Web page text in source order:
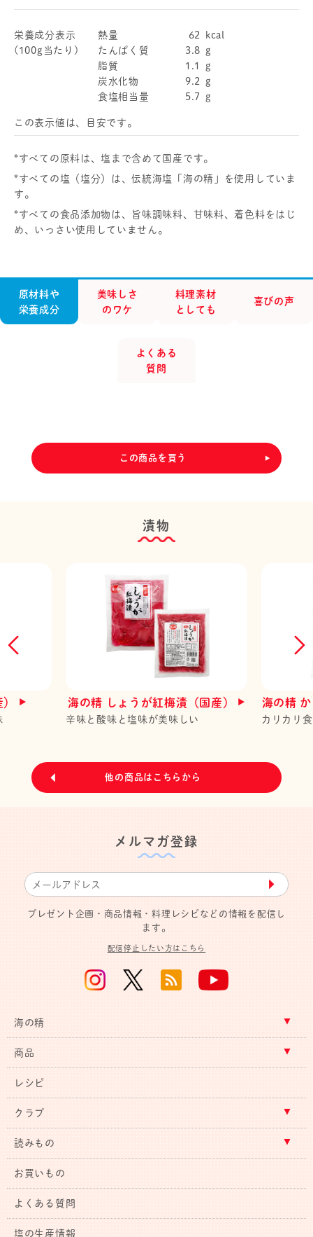
栄養成分表示
(100g当たり)
熱量 62
kcal
たんぱく質
3.8
g
脂質
1.1
g
炭水化物
9.2
g
食塩相当量
5.7 g
この表示値は、目安です。
*すべての原料は、塩まで含めて国産です。
*すべての塩（塩分）は、伝統海塩「海の精」を使用していま
す。
*すべての食品添加物は、旨味調味料、甘味料、着色料をはじ
め、いっさい使用していません。
原材料や
栄養成分
美味しさ
のワケ
料理素材
としても
喜びの声
よくある
質問
この商品を買う
漬物
海の精 しょうが紅梅漬（国産）
辛味と酸味と塩味が美味しい
海の精
カリカリ
他の商品はこちらから
メルマガ登録
▶︎
プレゼント企画・商品情報・料理レシピなどの情報を配信し
ます。
配信停止したい方はこちら
海の精
商品
レシピ
クラブ
読みもの
お買いもの
よくある質問
塩の生産情報